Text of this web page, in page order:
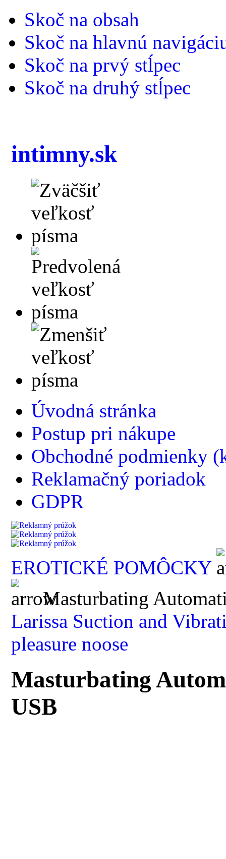
Skoč na obsah
Skoč na hlavnú
Skoč na prvý stĺpec
Skoč na druhý stĺpec
intimny.sk
Úvodná stránka
Postup pri nákupe
Obchodné podmienky
Reklamačný poriadok
GDPR
EROTICKÉ POMÔCKY
Masturbating
Larissa Suction and
pleasure noose
Masturbating
USB